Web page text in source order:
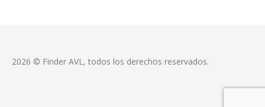
2026 © Finder AVL, todos los derechos reservados.